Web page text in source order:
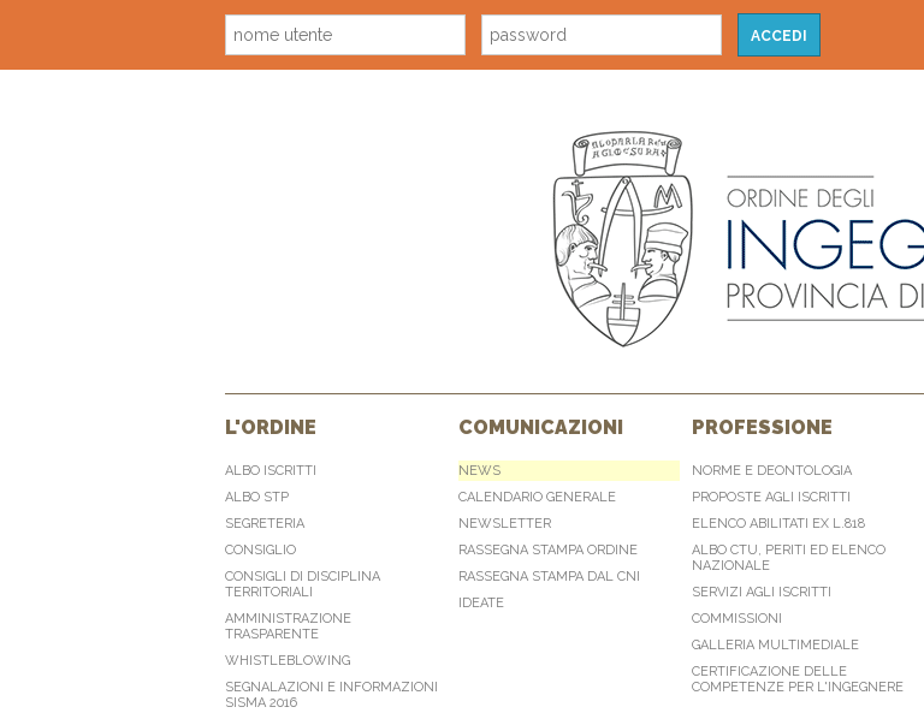
L'ORDINE
ALBO ISCRITTI
ALBO STP
SEGRETERIA
CONSIGLIO
CONSIGLI DI DISCIPLINA
TERRITORIALI
AMMINISTRAZIONE
TRASPARENTE
WHISTLEBLOWING
SEGNALAZIONI E INFORMAZIONI
SISMA 2016
COMUNICAZIONI
NEWS
CALENDARIO GENERALE
NEWSLETTER
RASSEGNA STAMPA ORDINE
RASSEGNA STAMPA DAL CNI
IDEATE
PROFESSIONE
NORME E DEONTOLOGIA
PROPOSTE AGLI ISCRITTI
ELENCO ABILITATI EX L.818
ALBO CTU, PERITI ED ELENCO
NAZIONALE
SERVIZI AGLI ISCRITTI
COMMISSIONI
GALLERIA MULTIMEDIALE
CERTIFICAZIONE DELLE
COMPETENZE PER L'INGEGNERE